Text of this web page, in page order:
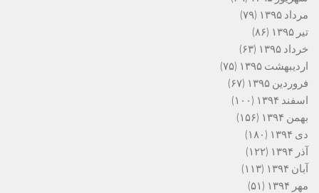
مرداد ۱۳۹۵
(۷۹)
تیر ۱۳۹۵
(۸۶)
خرداد ۱۳۹۵
(۶۳)
اردیبهشت ۱۳۹۵
(۷۵)
فروردین ۱۳۹۵
(۶۷)
اسفند ۱۳۹۴
(۱۰۰)
بهمن ۱۳۹۴
(۱۵۶)
دی ۱۳۹۴
(۱۸۰)
آذر ۱۳۹۴
(۱۲۲)
آبان ۱۳۹۴
(۱۱۳)
مهر ۱۳۹۴
(۵۱)